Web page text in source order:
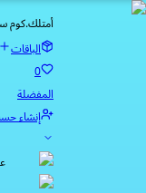
أمتلك.كوم
الباقات
0
المفضلة
إنشاء